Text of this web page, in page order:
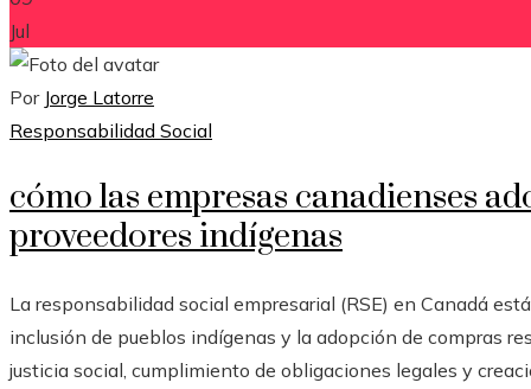
Jul
Por Jorge Latorre
Responsabilidad Social
cómo las empresas canadienses
proveedores indígenas
La responsabilidad social empresarial (RSE) en Canadá
inclusión de pueblos indígenas y la adopción de compras
justicia social, cumplimiento de obligaciones legales y